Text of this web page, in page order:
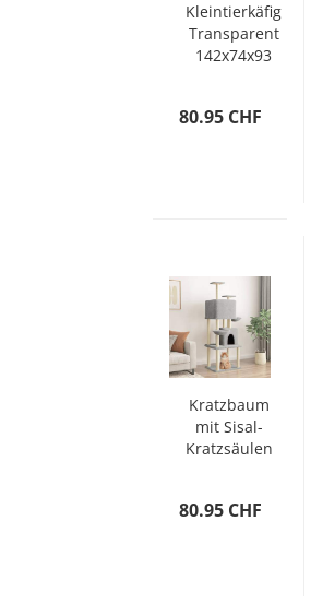
Kleintierkäfig
Transparent
142x74x93
80.95 CHF
Kratzbaum
mit Sisal-
Kratzsäulen
80.95 CHF